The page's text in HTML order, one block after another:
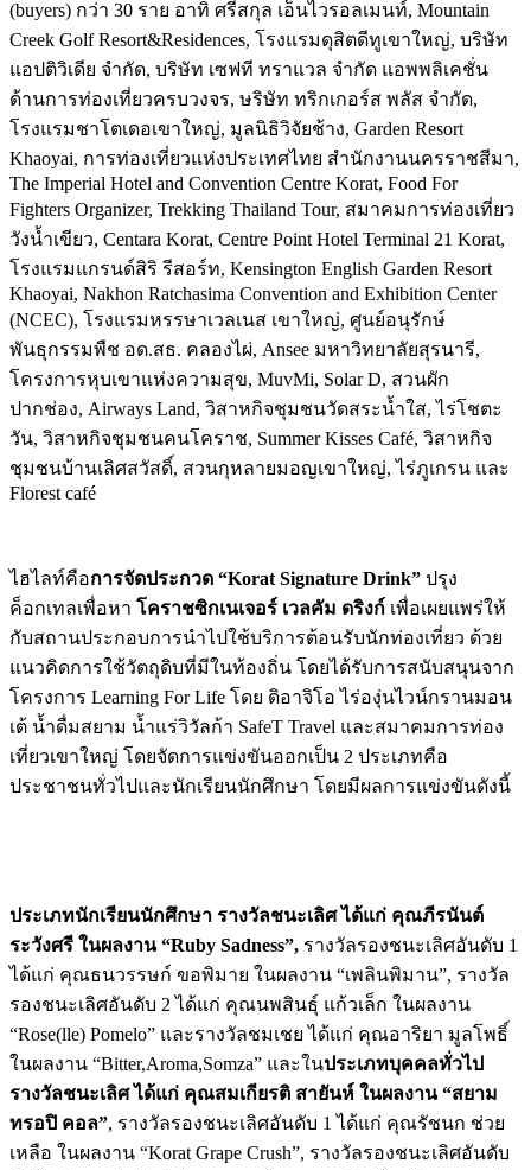
(buyers) กว่า 30 ราย อาทิ ศรีสกุล เอ็นไวรอลเมนท์, Mountain
Creek Golf Resort&Residences, โรงแรมดุสิตดีทูเขาใหญ่, บริษัท
แอปติวิเดีย จำกัด, บริษัท เซฟที ทราแวล จำกัด แอพพลิเคชั่น
ด้านการท่องเที่ยวครบวงจร, ษริษัท ทริกเกอร์ส พลัส จำกัด,
โรงแรมชาโตเดอเขาใหญ่, มูลนิธิวิจัยช้าง, Garden Resort
Khaoyai, การท่องเที่ยวแห่งประเทศไทย สำนักงานนครราชสีมา,
The Imperial Hotel and Convention Centre Korat, Food For
Fighters Organizer, Trekking Thailand Tour, สมาคมการท่องเที่ยว
วังน้ำเขียว, Centara Korat, Centre Point Hotel Terminal 21 Korat,
โรงแรมแกรนด์สิริ รีสอร์ท, Kensington English Garden Resort
Khaoyai, Nakhon Ratchasima Convention and Exhibition Center
(NCEC), โรงแรมหรรษาเวลเนส เขาใหญ่, ศูนย์อนุรักษ์
พันธุกรรมพืช อด.สธ. คลองไผ่, Ansee มหาวิทยาลัยสุรนารี,
โครงการหุบเขาแห่งความสุข, MuvMi, Solar D, สวนผัก
ปากช่อง, Airways Land, วิสาหกิจชุมชนวัดสระน้ำใส, ไร่โชตะ
วัน, วิสาหกิจชุมชนคนโคราช, Summer Kisses Café, วิสาหกิจ
ชุมชนบ้านเลิศสวัสดิ์, สวนกุหลายมอญเขาใหญ่, ไร่ภูเกรน และ
Florest café
ไฮไลท์คือการจัดประกวด “Korat Signature Drink” ปรุง
ค็อกเทลเพื่อหา โคราชซิกเนเจอร์ เวลคัม ดริงก์ เพื่อเผยแพร่ให้
กับสถานประกอบการนำไปใช้บริการต้อนรับนักท่องเที่ยว ด้วย
แนวคิดการใช้วัตถุดิบที่มีในท้องถิ่น โดยได้รับการสนับสนุนจาก
โครงการ Learning For Life โดย ดิอาจิโอ ไร่องุ่นไวน์กรานมอน
เต้ น้ำดื่มสยาม น้ำแร่วิวัลก้า SafeT Travel และสมาคมการท่อง
เที่ยวเขาใหญ่ โดยจัดการแข่งขันออกเป็น 2 ประเภทคือ
ประชาชนทั่วไปและนักเรียนนักศึกษา โดยมีผลการแข่งขันดังนี้
ประเภทนักเรียนนักศึกษา รางวัลชนะเลิศ ได้แก่ คุณภีรนันต์
ระวังศรี ในผลงาน “Ruby Sadness”, รางวัลรองชนะเลิศอันดับ 1
ได้แก่ คุณธนวรรษก์ ขอพิมาย ในผลงาน “เพลินพิมาน”, รางวัล
รองชนะเลิศอันดับ 2 ได้แก่ คุณนพสินธุ์ แก้วเล็ก ในผลงาน
“Rose(lle) Pomelo” และรางวัลชมเชย ได้แก่ คุณอาริยา มูลโพธิ์
ในผลงาน “Bitter,Aroma,Somza” และในประเภทบุคคลทั่วไป
รางวัลชนะเลิศ ได้แก่ คุณสมเกียรติ สายันห์ ในผลงาน “สยาม
ทรอปิ คอล”, รางวัลรองชนะเลิศอันดับ 1 ได้แก่ คุณรัชนก ช่วย
เหลือ ในผลงาน “Korat Grape Crush”, รางวัลรองชนะเลิศอันดับ